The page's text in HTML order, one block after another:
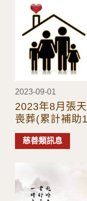
2023-09-01
2023年8月張
喪葬(累計補助
慈善類訊息